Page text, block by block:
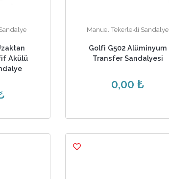
Akülü
Manuel Tekerlekli Sandalye
Golfi G502 Alüminyum
Transfer Sandalyesi
0,00 ₺